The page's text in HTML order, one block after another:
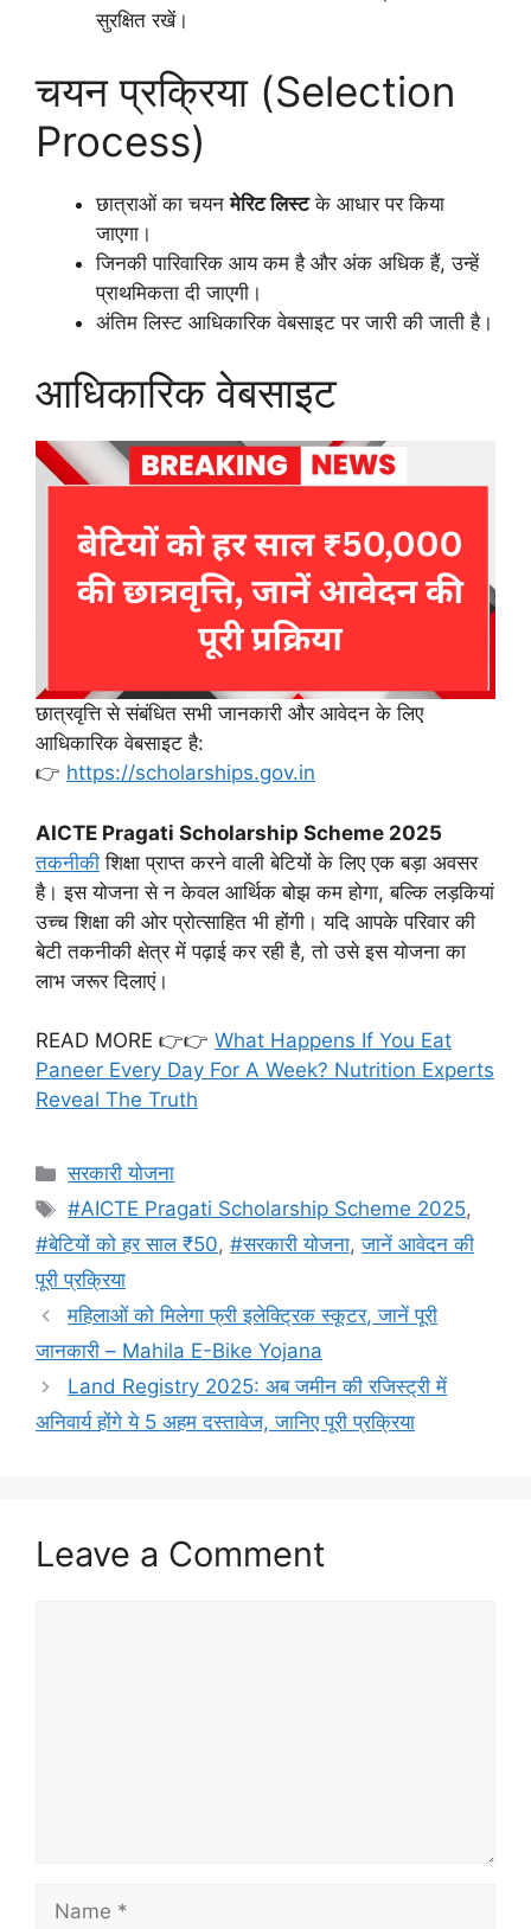
सुरक्षित रखें।
चयन प्रक्रिया (Selection
Process)
छात्राओं का चयनमेरिट लिस्टके आधार पर किया
जाएगा।
जिनकी पारिवारिक आय कम है और अंक अधिक हैं, उन्हें
प्राथमिकता दी जाएगी।
अंतिम लिस्ट आधिकारिक वेबसाइट पर जारी की जाती है।
आधिकारिक वेबसाइट
छात्रवृत्ति से संबंधित सभी जानकारी और आवेदन के लिए
आधिकारिक वेबसाइट है:
👉 https://scholarships.gov.in
AICTE Pragati Scholarship Scheme 2025
तकनीकी शिक्षा प्राप्त करने वाली बेटियों के लिए एक बड़ा अवसर
है। इस योजना से न केवल आर्थिक बोझ कम होगा, बल्कि लड़कियां
उच्च शिक्षा की ओर प्रोत्साहित भी होंगी। यदि आपके परिवार की
बेटी तकनीकी क्षेत्र में पढ़ाई कर रही है, तो उसे इस योजना का
लाभ जरूर दिलाएं।
READ MORE 👉👉 What Happens If You Eat
Paneer Every Day For A Week? Nutrition Experts
Reveal The Truth
Categories
सरकारी योजना
Tags
#AICTE Pragati Scholarship Scheme 2025,
#बेटियों को हर साल ₹50, #सरकारी योजना,जानें आवेदन की
पूरी प्रक्रिया
महिलाओं को मिलेगा फ्री इलेक्ट्रिक स्कूटर, जानें पूरी
जानकारी – Mahila E-Bike Yojana
Land Registry 2025: अब जमीन की रजिस्ट्री में
अनिवार्य होंगे ये 5 अहम दस्तावेज, जानिए पूरी प्रक्रिया
Leave a Comment
Name